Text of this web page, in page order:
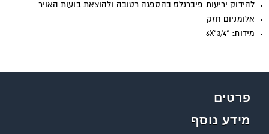
להידוק יריעות פיברגלס בהספגה רטובה ולהוצאת בועות האויר
אלומניום חזק
מידות: "6X"3/4
פרטים
מידע נוסף